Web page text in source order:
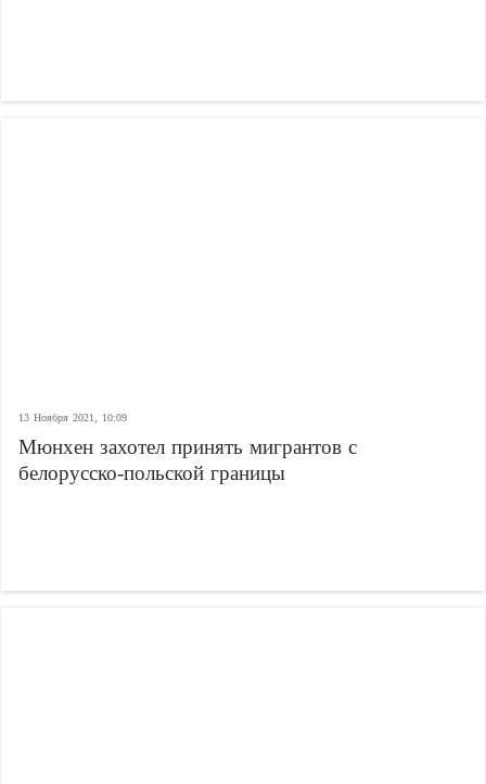
13 Ноября 2021, 10:09
Мюнхен захотел принять мигрантов с
белорусско-польской границы